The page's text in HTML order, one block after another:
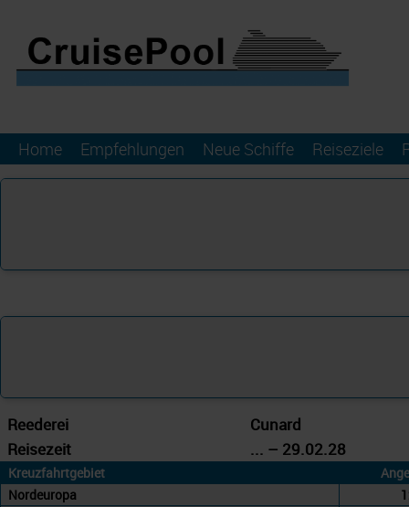
Home Empfehlungen Neue Schiffe Reiseziele
Reederei
Cunard
Reisezeit
... – 29.02.28
Kreuzfahrtgebiet
Nordeuropa